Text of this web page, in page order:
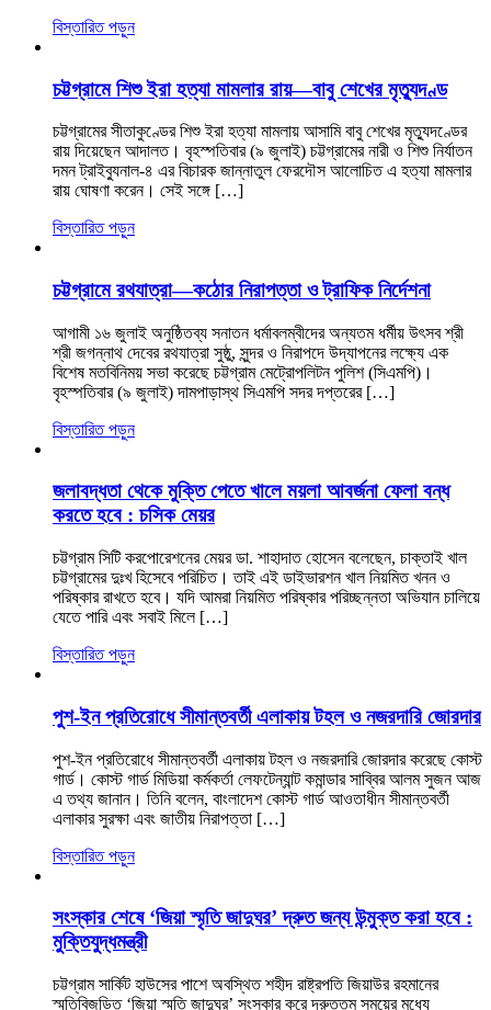
বিস্তারিত পড়ুন
চট্টগ্রামে শিশু ইরা হত্যা মামলার রায়—বাবু শেখের মৃত্যুদণ্ড
চট্টগ্রামের সীতাকুণ্ডের শিশু ইরা হত্যা মামলায় আসামি বাবু শেখের মৃত্যুদণ্ডের
রায় দিয়েছেন আদালত। বৃহস্পতিবার (৯ জুলাই) চট্টগ্রামের নারী ও শিশু নির্যাতন
দমন ট্রাইব্যুনাল-৪ এর বিচারক জান্নাতুল ফেরদৌস আলোচিত এ হত্যা মামলার
রায় ঘোষণা করেন। সেই সঙ্গে […]
বিস্তারিত পড়ুন
চট্টগ্রামে রথযাত্রা—কঠোর নিরাপত্তা ও ট্রাফিক নির্দেশনা
আগামী ১৬ জুলাই অনুষ্ঠিতব্য সনাতন ধর্মাবলম্বীদের অন্যতম ধর্মীয় উৎসব শ্রী
শ্রী জগন্নাথ দেবের রথযাত্রা সুষ্ঠু, সুন্দর ও নিরাপদে উদ্‌যাপনের লক্ষ্যে এক
বিশেষ মতবিনিময় সভা করেছে চট্টগ্রাম মেট্রোপলিটন পুলিশ (সিএমপি)।
বৃহস্পতিবার (৯ জুলাই) দামপাড়াস্থ সিএমপি সদর দপ্তরের […]
বিস্তারিত পড়ুন
জলাবদ্ধতা থেকে মুক্তি পেতে খালে ময়লা আবর্জনা ফেলা বন্ধ
করতে হবে : চসিক মেয়র
চট্টগ্রাম সিটি করপোরেশনের মেয়র ডা. শাহাদাত হোসেন বলেছেন, চাক্তাই খাল
চট্টগ্রামের দুঃখ হিসেবে পরিচিত। তাই এই ডাইভারশন খাল নিয়মিত খনন ও
পরিষ্কার রাখতে হবে। যদি আমরা নিয়মিত পরিষ্কার পরিচ্ছন্নতা অভিযান চালিয়ে
যেতে পারি এবং সবাই মিলে […]
বিস্তারিত পড়ুন
পুশ-ইন প্রতিরোধে সীমান্তবর্তী এলাকায় টহল ও নজরদারি জোরদার
পুশ-ইন প্রতিরোধে সীমান্তবর্তী এলাকায় টহল ও নজরদারি জোরদার করেছে কোস্ট
গার্ড। কোস্ট গার্ড মিডিয়া কর্মকর্তা লেফটেন্যান্ট কমান্ডার সাব্বির আলম সুজন আজ
এ তথ্য জানান। তিনি বলেন, বাংলাদেশ কোস্ট গার্ড আওতাধীন সীমান্তবর্তী
এলাকার সুরক্ষা এবং জাতীয় নিরাপত্তা […]
বিস্তারিত পড়ুন
সংস্কার শেষে ‘জিয়া স্মৃতি জাদুঘর’ দ্রুত জন্য উন্মুক্ত করা হবে :
মুক্তিযুদ্ধমন্ত্রী
চট্টগ্রাম সার্কিট হাউসের পাশে অবস্থিত শহীদ রাষ্ট্রপতি জিয়াউর রহমানের
স্মৃতিবিজড়িত ‘জিয়া স্মৃতি জাদুঘর’ সংস্কার করে দ্রুততম সময়ের মধ্যে